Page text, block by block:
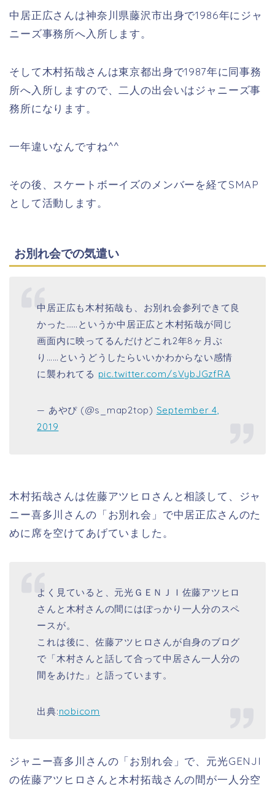
中居正広さんは神奈川県藤沢市出身で1986年にジャ
ニーズ事務所へ入所します。
そして木村拓哉さんは東京都出身で1987年に同事務
所へ入所しますので、二人の出会いはジャニーズ事
務所になります。
一年違いなんですね^^
その後、スケートボーイズのメンバーを経てSMAP
として活動します。
お別れ会での気遣い
中居正広も木村拓哉も、お別れ会参列できて良
かった……というか中居正広と木村拓哉が同じ
画面内に映ってるんだけどこれ2年8ヶ月ぶ
り……というどうしたらいいかわからない感情
に襲われてる pic.twitter.com/sVybJGzfRA
— あやぴ (@s_map2top) September 4,
2019
木村拓哉さんは佐藤アツヒロさんと相談して、ジャ
ニー喜多川さんの「お別れ会」で中居正広さんのた
めに席を空けてあげていました。
よく見ていると、元光ＧＥＮＪＩ佐藤アツヒロ
さんと木村さんの間にはぽっかり一人分のスペ
ースが。
これは後に、佐藤アツヒロさんが自身のブログ
で「木村さんと話して合って中居さん一人分の
間をあけた」と語っています。
出典:nobicom
ジャニー喜多川さんの「お別れ会」で、元光GENJI
の佐藤アツヒロさんと木村拓哉さんの間が一人分空